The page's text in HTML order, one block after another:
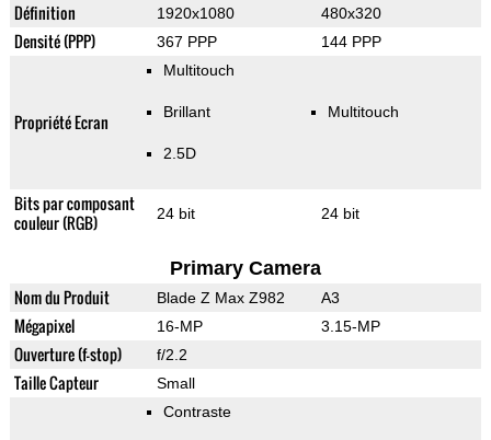
Définition 1920x1080 480x320
Densité (PPP) 367 PPP 144 PPP
Propriété Ecran
Multitouch
Brillant
2.5D
Multitouch
Bits par composant
couleur (RGB)
24 bit 24 bit
Primary Camera
Nom du Produit Blade Z Max Z982 A3
Mégapixel 16-MP 3.15-MP
Ouverture (f-stop) f/2.2
Taille Capteur Small
Contraste